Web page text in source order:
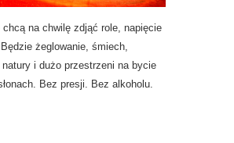
na chwilę zdjąć role, napięcie
żeglowanie, śmiech,
i dużo przestrzeni na bycie
Bez presji. Bez alkoholu.